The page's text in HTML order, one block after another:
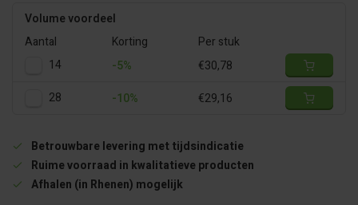
Volume voordeel
Aantal
Korting
Per stuk
14
-5%
€30,78
28
-10% €29,16
Betrouwbare levering met tijdsindicatie
Ruime voorraad in kwalitatieve producten
Afhalen (in Rhenen) mogelijk